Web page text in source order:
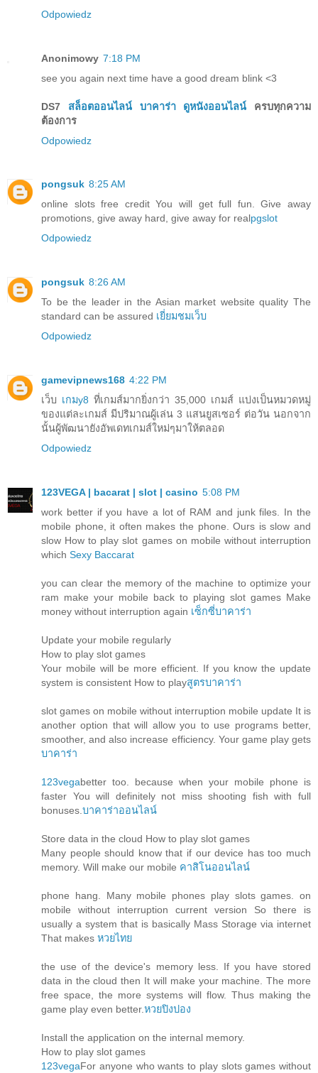
Odpowiedz
Anonimowy 7:18 PM
see you again next time have a good dream blink <3
DS7 สล็อตออนไลน์ บาคาร่า ดูหนังออนไลน์ ครบทุกความ
ต้องการ
Odpowiedz
pongsuk 8:25 AM
online slots free credit You will get full fun. Give away
promotions, give away hard, give away for realpgslot
Odpowiedz
pongsuk 8:26 AM
To be the leader in the Asian market website quality The
standard can be assured เยี่ยมชมเว็บ
Odpowiedz
gamevipnews168 4:22 PM
เว็บ เกมy8 ที่เกมส์มากยิ่งกว่า 35,000 เกมส์ แบ่งเป็นหมวดหมู่
ของแต่ละเกมส์ มีปริมาณผู้เล่น 3 แสนยูสเซอร์ ต่อวัน นอกจาก
นั้นผู้พัฒนายังอัพเดทเกมส์ใหม่ๆมาให้ตลอด
Odpowiedz
123VEGA | bacarat | slot | casino 5:08 PM
work better if you have a lot of RAM and junk files. In the
mobile phone, it often makes the phone. Ours is slow and
slow How to play slot games on mobile without interruption
which Sexy Baccarat
you can clear the memory of the machine to optimize your
ram make your mobile back to playing slot games Make
money without interruption again เซ็กซี่บาคาร่า
Update your mobile regularly
How to play slot games
Your mobile will be more efficient. If you know the update
system is consistent How to playสูตรบาคาร่า
slot games on mobile without interruption mobile update It is
another option that will allow you to use programs better,
smoother, and also increase efficiency. Your game play gets
บาคาร่า
123vegabetter too. because when your mobile phone is
faster You will definitely not miss shooting fish with full
bonuses.บาคาร่าออนไลน์
Store data in the cloud How to play slot games
Many people should know that if our device has too much
memory. Will make our mobile คาสิโนออนไลน์
phone hang. Many mobile phones play slots games. on
mobile without interruption current version So there is
usually a system that is basically Mass Storage via internet
That makes หวยไทย
the use of the device's memory less. If you have stored
data in the cloud then It will make your machine. The more
free space, the more systems will flow. Thus making the
game play even better.หวยปิงปอง
Install the application on the internal memory.
How to play slot games
123vegaFor anyone who wants to play slots games without